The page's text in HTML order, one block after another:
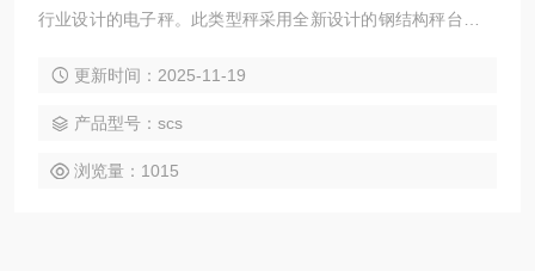
行业设计的电子秤。此类型秤采用全新设计的钢结构秤台，配
称重系统。该系统准确度高，称量迅速，工作稳定可靠。特别
更新时间：2025-11-19
产品型号：scs
浏览量：1015